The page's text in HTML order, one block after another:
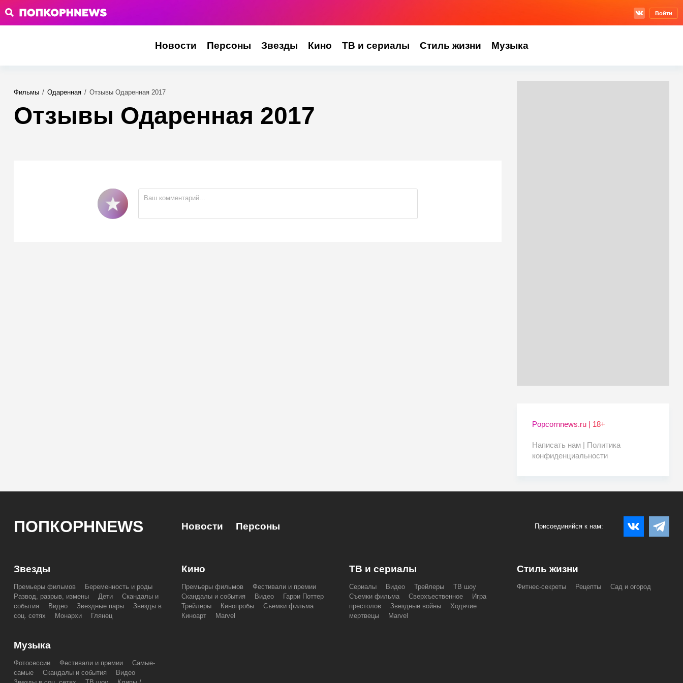
Войти
Новости Персоны Звезды Кино ТВ и сериалы Стиль жизни Музыка
Фильмы / Одаренная / Отзывы Одаренная 2017
Отзывы Одаренная 2017
Popcornnews.ru | 18+
Написать нам | Политика
конфиденциальности
ПОПКОРНNEWS Новости Персоны Присоединяйся к нам:
Звезды
Премьеры фильмов
Беременность и роды
Развод, разрыв, измены
Дети
Скандалы и
события
Видео Звездные пары
Звезды в
соц. сетях
Монархи Глянец
Кино
Премьеры фильмов
Фестивали и премии
Скандалы и события
Видео
Гарри Поттер
Трейлеры
Кинопробы
Съемки фильма
Киноарт
Marvel
ТВ и сериалы
Сериалы Видео Трейлеры
ТВ шоу
Съемки фильма
Сверхъественное
Игра
престолов
Звездные войны
Ходячие
мертвецы
Marvel
Стиль жизни
Фитнес-секреты Рецепты Сад и огород
Музыка
Фотосессии Фестивали и премии
Самые-
самые
Скандалы и события
Видео